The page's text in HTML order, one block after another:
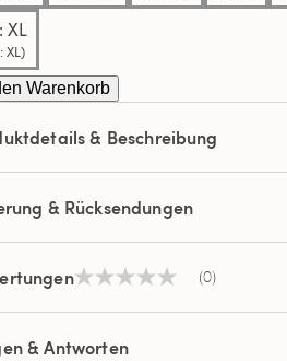
XL
XL)
Warenkorb
& Beschreibung
& Rücksendungen
Kein
Link
derselben
(0)
& Antworten